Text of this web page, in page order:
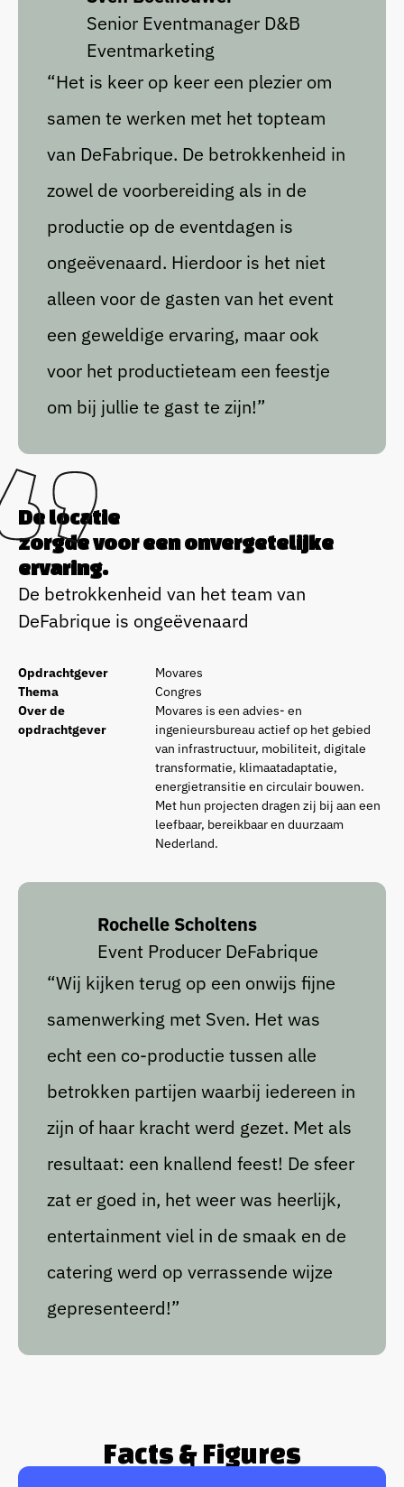
Senior Eventmanager D&B
Eventmarketing
“Het is keer op keer een plezier om
samen te werken met het topteam
van DeFabrique. De betrokkenheid in
zowel de voorbereiding als in de
productie op de eventdagen is
ongeëvenaard. Hierdoor is het niet
alleen voor de gasten van het event
een geweldige ervaring, maar ook
voor het productieteam een feestje
om bij jullie te gast te zijn!”
De locatie
zorgde voor een onvergetelijke
ervaring.
De betrokkenheid van het team van
DeFabrique is ongeëvenaard
Opdrachtgever
Movares
Thema
Congres
Over de
opdrachtgever
Movares is een advies- en
ingenieursbureau actief op het gebied
van infrastructuur, mobiliteit, digitale
transformatie, klimaatadaptatie,
energietransitie en circulair bouwen.
Met hun projecten dragen zij bij aan een
leefbaar, bereikbaar en duurzaam
Nederland.
Rochelle Scholtens
Event Producer DeFabrique
“Wij kijken terug op een onwijs fijne
samenwerking met Sven. Het was
echt een co-productie tussen alle
betrokken partijen waarbij iedereen in
zijn of haar kracht werd gezet. Met als
resultaat: een knallend feest! De sfeer
zat er goed in, het weer was heerlijk,
entertainment viel in de smaak en de
catering werd op verrassende wijze
gepresenteerd!”
Facts & Figures